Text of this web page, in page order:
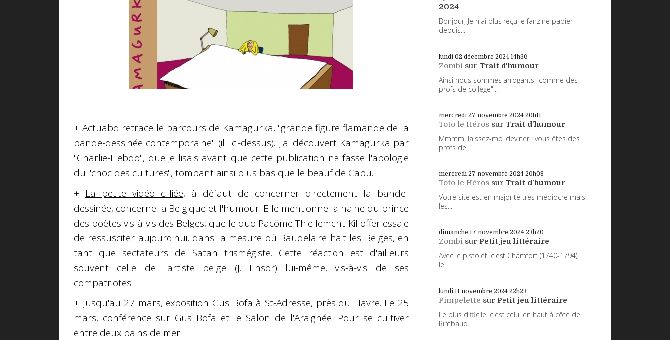
+ Actuabd retrace le parcours de Kamagurka, "grande figure flamande de la
bande-dessinée contemporaine" (ill. ci-dessus). J'ai découvert Kamagurka par
"Charlie-Hebdo", que je lisais avant que cette publication ne fasse l'apologie
du "choc des cultures", tombant ainsi plus bas que le beauf de Cabu.
+ La petite vidéo ci-liée, à défaut de concerner directement la bande-
dessinée, concerne la Belgique et l'humour. Elle mentionne la haine du prince
des poètes vis-à-vis des Belges, que le duo Pacôme Thiellement-Killoffer essaie
de ressusciter aujourd'hui, dans la mesure où Baudelaire hait les Belges, en
tant que sectateurs de Satan trismégiste. Cette réaction est d'ailleurs
souvent celle de l'artiste belge (J. Ensor) lui-même, vis-à-vis de ses
compatriotes.
+ Jusqu'au 27 mars, exposition Gus Bofa à St-Adresse, près du Havre. Le 25
mars, conférence sur Gus Bofa et le Salon de l'Araignée. Pour se cultiver
entre deux bains de mer.
2024
Bonjour, Je n'ai plus reçu le fanzine papier
depuis...
lundi 02 décembre 2024 14h36
Zombi sur Trait d'humour
Ainsi nous sommes arrogants "comme des
profs de collège"...
mercredi 27 novembre 2024 20h11
Toto le Héros sur Trait d'humour
Mmmm, laissez-moi deviner : vous êtes des
profs de...
mercredi 27 novembre 2024 20h08
Toto le Héros sur Trait d'humour
Votre site est en majorité très médiocre mais
les...
dimanche 17 novembre 2024 23h20
Zombi sur Petit jeu littéraire
Avec le pistolet, c'est Chamfort (1740-1794),
le...
lundi 11 novembre 2024 22h23
Pimpelette sur Petit jeu littéraire
Le plus difficile, c'est celui en haut à côté de
Rimbaud.